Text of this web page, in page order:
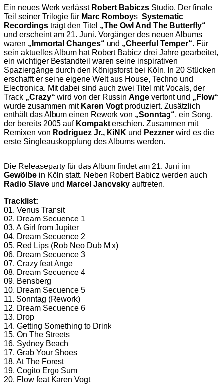
Ein neues Werk verlässtRobert Babiczs Studio. Der finale
Teil seiner Trilogie für Marc Romboys Systematic
Recordings trägt den Titel „The Owl And The Butterfly“
und erscheint am 21. Juni. Vorgänger des neuen Albums
waren „Immortal Changes“ und „Cheerful Temper“. Für
sein aktuelles Album hat Robert Babicz drei Jahre gearbeitet,
ein wichtiger Bestandteil waren seine inspirativen
Spaziergänge durch den Königsforst bei Köln. In 20 Stücken
erschafft er seine eigene Welt aus House, Techno und
Electronica. Mit dabei sind auch zwei Titel mit Vocals, der
Track „Crazy“ wird von der Russin Ange vertont und „Flow“
wurde zusammen mit Karen Vogt produziert. Zusätzlich
enthält das Album einen Rework von „Sonntag“, ein Song,
der bereits 2005 auf Kompakt erschien. Zusammen mit
Remixen von Rodriguez Jr., KiNK und Pezzner wird es die
erste Singleauskopplung des Albums werden.
Die Releaseparty für das Album findet am 21. Juni im
Gewölbe in Köln statt. Neben Robert Babicz werden auch
Radio Slave und Marcel Janovsky auftreten.
Tracklist:
01. Venus Transit
02. Dream Sequence 1
03. A Girl from Jupiter
04. Dream Sequence 2
05. Red Lips (Rob Neo Dub Mix)
06. Dream Sequence 3
07. Crazy feat Ange
08. Dream Sequence 4
09. Bensberg
10. Dream Sequence 5
11. Sonntag (Rework)
12. Dream Sequence 6
13. Drop
14. Getting Something to Drink
15. On The Streets
16. Sydney Beach
17. Grab Your Shoes
18. At The Forest
19. Cogito Ergo Sum
20. Flow feat Karen Vogt